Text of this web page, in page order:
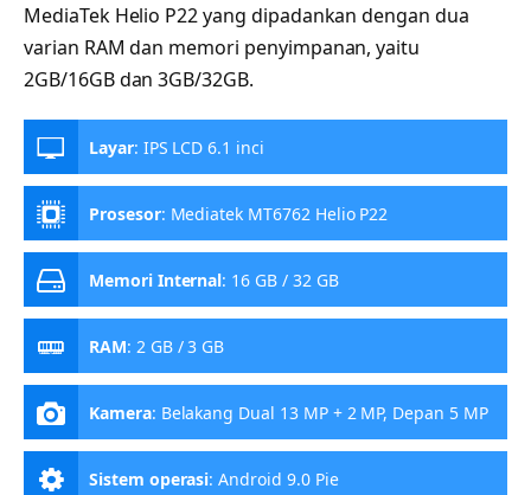
MediaTek Helio P22 yang dipadankan dengan dua
varian RAM dan memori penyimpanan, yaitu
2GB/16GB dan 3GB/32GB.
Layar: IPS LCD 6.1 inci
Prosesor: Mediatek MT6762 Helio P22
Memori Internal: 16 GB / 32 GB
RAM: 2 GB / 3 GB
Kamera: Belakang Dual 13 MP + 2 MP, Depan 5 MP
Sistem operasi:Android 9.0 Pie